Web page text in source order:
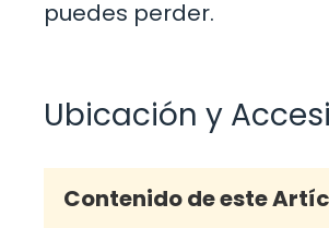
puedes perder.
Ubicación y
Contenido de este